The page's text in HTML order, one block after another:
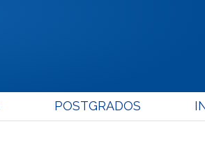
POSTGRADOS